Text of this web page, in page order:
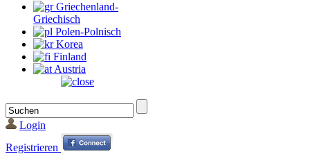
Griechenland-
Griechisch
Polen-Polnisch
Korea
Finland
Austria
Login
Registrieren